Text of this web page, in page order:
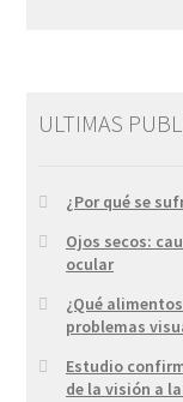
ULTIMAS
¿Por qué se
Ojos secos:
ocular
¿Qué
problemas
Estudio
de la visión a